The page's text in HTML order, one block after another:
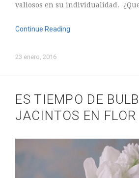
valiosos en su individualidad.
Continue Reading
23 enero, 2016
ES TIEMPO DE
JACINTOS EN FLOR